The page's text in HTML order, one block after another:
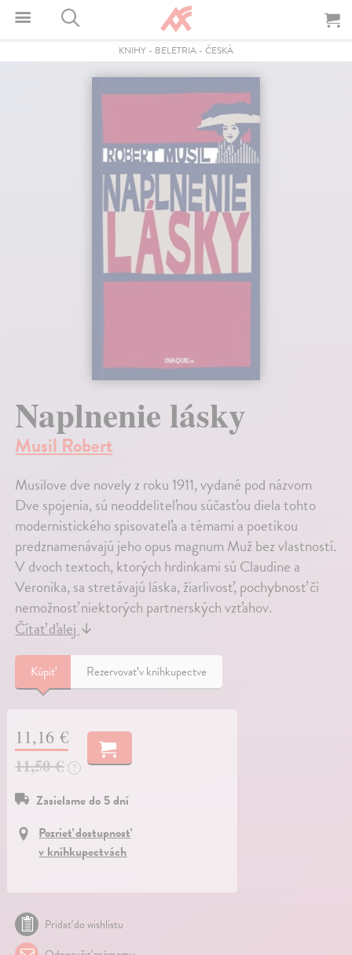
KNIHY - BELETRIA - ČESKÁ
Naplnenie lásky
Musil Robert
Musilove dve novely z roku 1911, vydané pod názvom
Dve spojenia, sú neoddeliteľnou súčasťou diela tohto
modernistického spisovateľa a témami a poetikou
predznamenávajú jeho opus magnum Muž bez vlastností.
V dvoch textoch, ktorých hrdinkami sú Claudine a
Veronika, sa stretávajú láska, žiarlivosť, pochybnosť či
nemožnosť niektorých partnerských vzťahov.
Čítať ďalej↓
Kúpiť Rezervovať v kníhkupectve
11,16 €
11,50 €
?
Zasielame do 5 dní
Pozrieť dostupnosť
v kníhkupectvách
Pridať do wishlistu